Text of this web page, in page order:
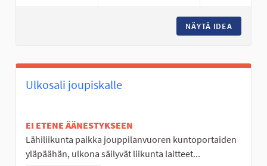
NÄYTÄ IDEA
Ulkosali joupiskalle
EI ETENE ÄÄNESTYKSEEN
Lähiliikunta paikka jouppilanvuoren kuntoportaiden
yläpäähän, ulkona säilyvät liikunta laitteet...